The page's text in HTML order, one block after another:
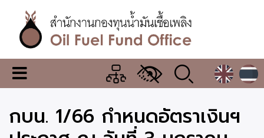
เนื้อหา
หลักสำนักงาน
กองทุน
น้ำมัน
เมนู
เปลี่ยน
แสดง
ผล
กบน. 1/66 กำหนดอัตราเงินฯ